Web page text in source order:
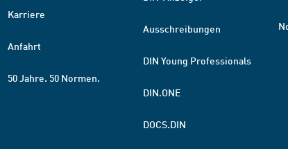
Karriere
Anfahrt
50 Jahre. 50 Normen.
Ausschreibungen
DIN Young Professionals
DIN.ONE
DOCS.DIN